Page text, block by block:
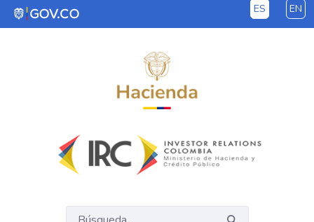
Saltar al contenido principal ES EN